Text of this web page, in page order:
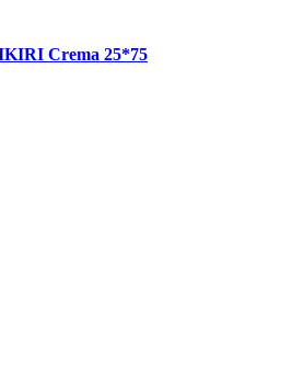
Crema 25*75